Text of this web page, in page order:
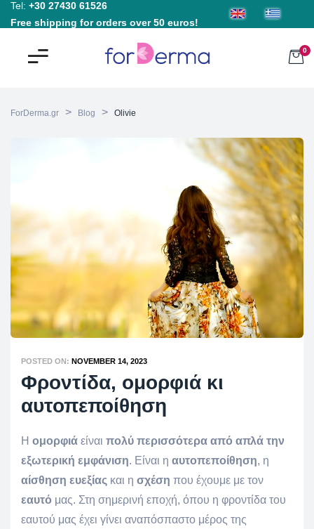
Tel: +30 27430 61526
Free shipping for orders over 50 euros!
0
ForDerma.gr > Blog > Olivie
POSTED ON: NOVEMBER 14, 2023
Φροντίδα, ομορφιά κι
αυτοπεποίθηση
Η ομορφιά είναι πολύ περισσότερα από απλά την
εξωτερική εμφάνιση. Είναι η αυτοπεποίθηση, η
αίσθηση ευεξίας και η σχέση που έχουμε με τον
εαυτό μας. Στη σημερινή εποχή, όπου η φροντίδα του
εαυτού μας έχει γίνει αναπόσπαστο μέρος της